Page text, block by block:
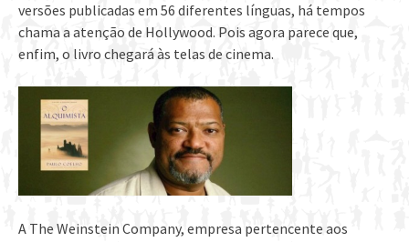
versões publicadas em 56 diferentes línguas, há tempos
chama a atenção de Hollywood. Pois agora parece que,
enfim, o livro chegará às telas de cinema.
A The Weinstein Company, empresa pertencente aos